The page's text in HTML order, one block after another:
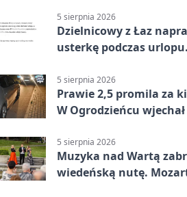
5 sierpnia 2026
Dzielnicowy z Łaz
usterkę podczas urlopu.
5 sierpnia 2026
Prawie 2,5 promila za
W Ogrodzieńcu
5 sierpnia 2026
Muzyka nad Wartą
wiedeńską nutę.